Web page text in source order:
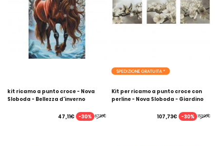
kit ricamo a punto croce - Nova
Sloboda - Bellezza d'inverno
67,30€
47,11€ -30%
SPEDIZIONE GRATUITA *
Kit per ricamo a punto croce con
perline - Nova Sloboda - Giardino
153,90€
107,73€ -30%